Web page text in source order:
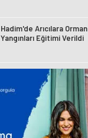
Hadim'de Arıcılara Orman
Yangınları Eğitimi Verildi